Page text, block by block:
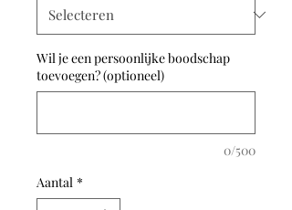
Wil je een persoonlijke boodschap
toevoegen? (optioneel)
0/500
Aantal *